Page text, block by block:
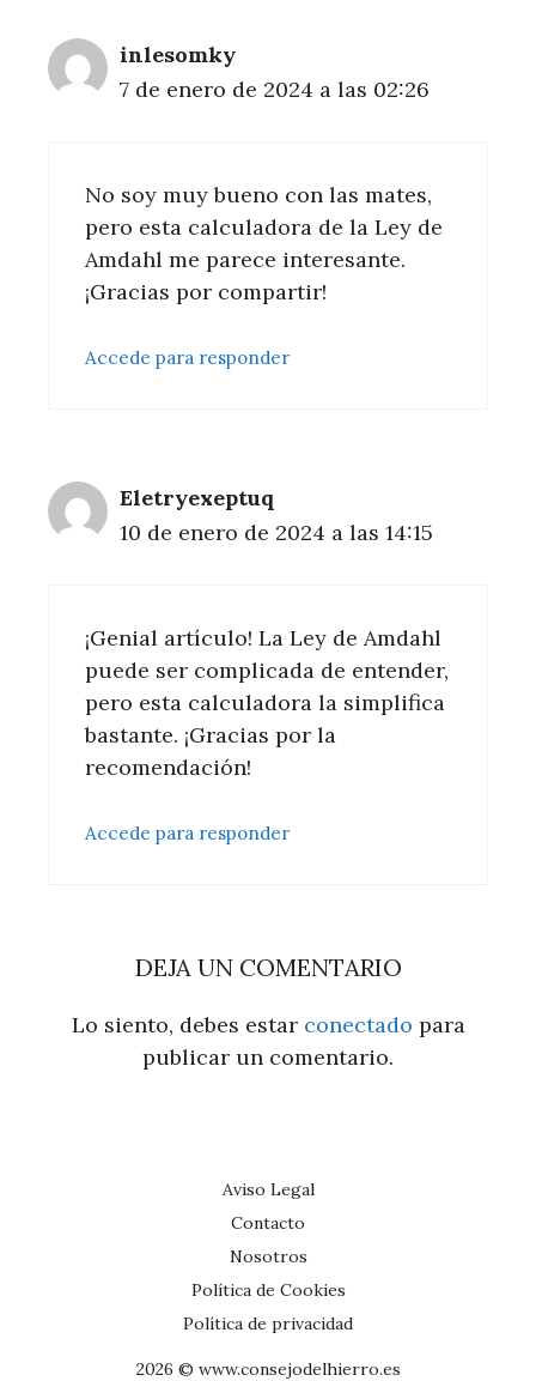
inlesomky
7 de enero de 2024 a las 02:26
No soy muy bueno con las mates,
pero esta calculadora de la Ley de
Amdahl me parece interesante.
¡Gracias por compartir!
Accede para responder
Eletryexeptuq
10 de enero de 2024 a las 14:15
¡Genial artículo! La Ley de Amdahl
puede ser complicada de entender,
pero esta calculadora la simplifica
bastante. ¡Gracias por la
recomendación!
Accede para responder
DEJA UN COMENTARIO
Lo siento, debes estar conectado para
publicar un comentario.
Aviso Legal
Contacto
Nosotros
Política de Cookies
Política de privacidad
2026 © www.consejodelhierro.es